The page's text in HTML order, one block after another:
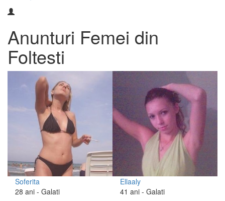
Anunturi Femei din
Foltesti
Soferita
28 ani - Galati
Ellaaly
41 ani - Galati